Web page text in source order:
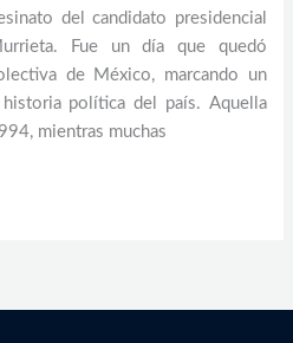
del candidato presidencial
Fue un día que quedó
de México, marcando un
política del país. Aquella
mientras muchas